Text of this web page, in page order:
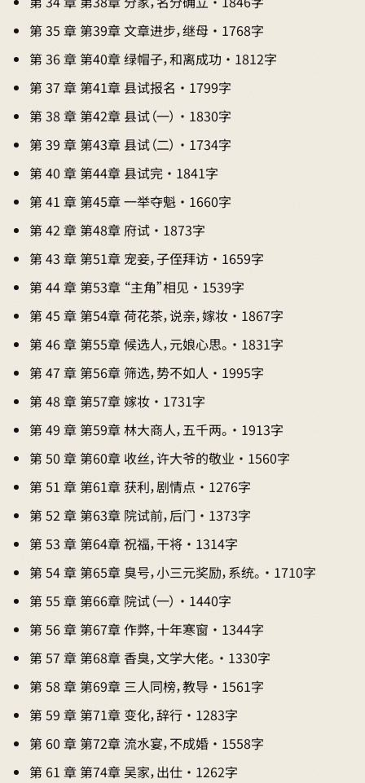
第 35 章 第39章 文章进步，继母 · 1768字
第 36 章 第40章 绿帽子，和离成功 · 1812字
第 37 章 第41章 县试报名 · 1799字
第 38 章 第42章 县试（一） · 1830字
第 39 章 第43章 县试（二） · 1734字
第 40 章 第44章 县试完 · 1841字
第 41 章 第45章 一举夺魁 · 1660字
第 42 章 第48章 府试 · 1873字
第 43 章 第51章 宠妾，子侄拜访 · 1659字
第 44 章 第53章 “主角”相见 · 1539字
第 45 章 第54章 荷花茶，说亲，嫁妆 · 1867字
第 46 章 第55章 候选人，元娘心思。 · 1831字
第 47 章 第56章 筛选，势不如人 · 1995字
第 48 章 第57章 嫁妆 · 1731字
第 49 章 第59章 林大商人，五千两。 · 1913字
第 50 章 第60章 收丝，许大爷的敬业 · 1560字
第 51 章 第61章 获利，剧情点 · 1276字
第 52 章 第63章 院试前，后门 · 1373字
第 53 章 第64章 祝福，干将 · 1314字
第 54 章 第65章 臭号，小三元奖励，系统。 · 1710字
第 55 章 第66章 院试（一） · 1440字
第 56 章 第67章 作弊，十年寒窗 · 1344字
第 57 章 第68章 香臭，文学大佬。 · 1330字
第 58 章 第69章 三人同榜，教导 · 1561字
第 59 章 第71章 变化，辞行 · 1283字
第 60 章 第72章 流水宴，不成婚 · 1558字
第 61 章 第74章 吴家，出仕 · 1262字